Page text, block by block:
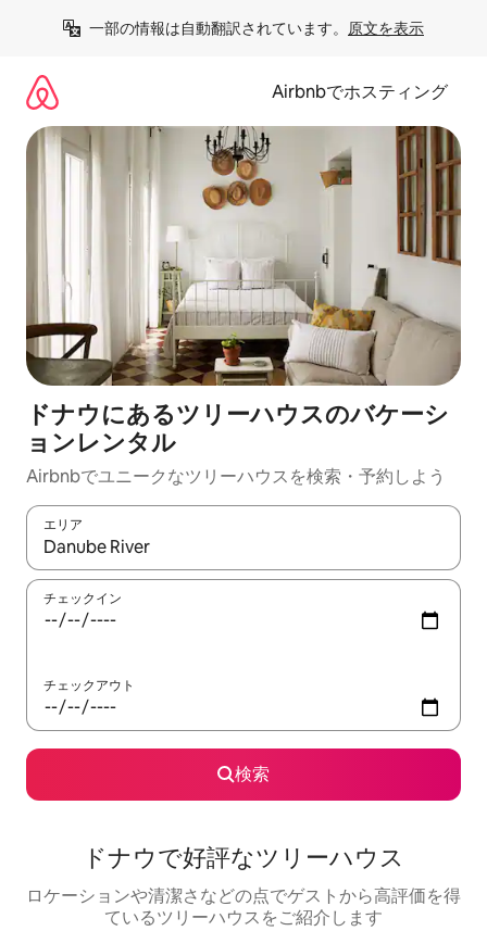
一部の情報は自動翻訳されています。 原文を表示
Airbnbでホスティング
ドナウにあるツリーハウスのバケーシ
ョンレンタル
Airbnbでユニークなツリーハウスを検索・予約しよう
エリア
検索結果が表示されたら、上下の矢印キーを使って移動するか
チェックイン
チェックアウト
検索
ドナウで好評なツリーハウス
ロケーションや清潔さなどの点でゲストから高評価を得
ているツリーハウスをご紹介します